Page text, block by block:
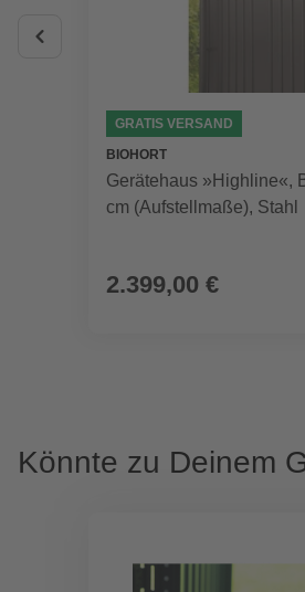
GRATIS VERSAND
BIOHORT
Gerätehaus »Highline«,
cm (Aufstellmaße), Stahl
2.399,00 €
Könnte zu Deinem